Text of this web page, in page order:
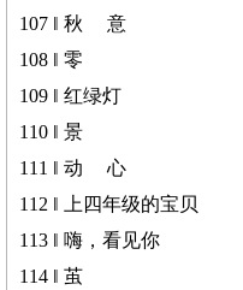
107 ‖ 秋 意
108 ‖ 零
109 ‖ 红绿灯
110 ‖ 景
111 ‖ 动 心
112 ‖ 上四年级的宝贝
113 ‖ 嗨，看见你
114 ‖ 茧